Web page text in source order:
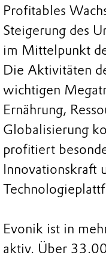
Profitables
Steigerung des
im Mittelpunkt
Die Aktivitäten
wichtigen
Ernährung,
Globalisierung
profitiert
Innovationskraft
Evonik ist in
aktiv. Über